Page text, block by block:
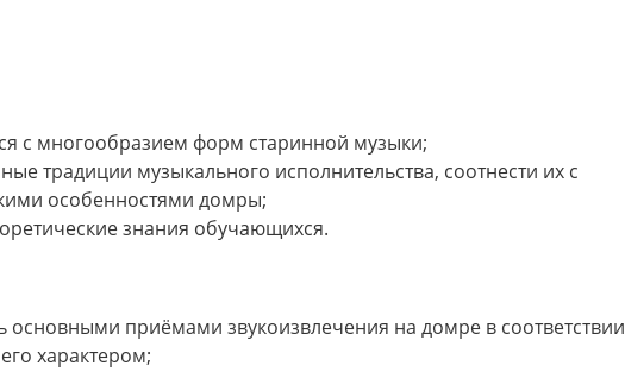
с многообразием форм старинной музыки;
традиции музыкального исполнительства, соотнести их с
особенностями домры;
знания обучающихся.
основными приёмами звукоизвлечения на домре в соответствии
характером;